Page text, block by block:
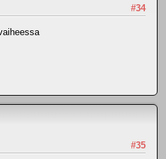
#34
#35